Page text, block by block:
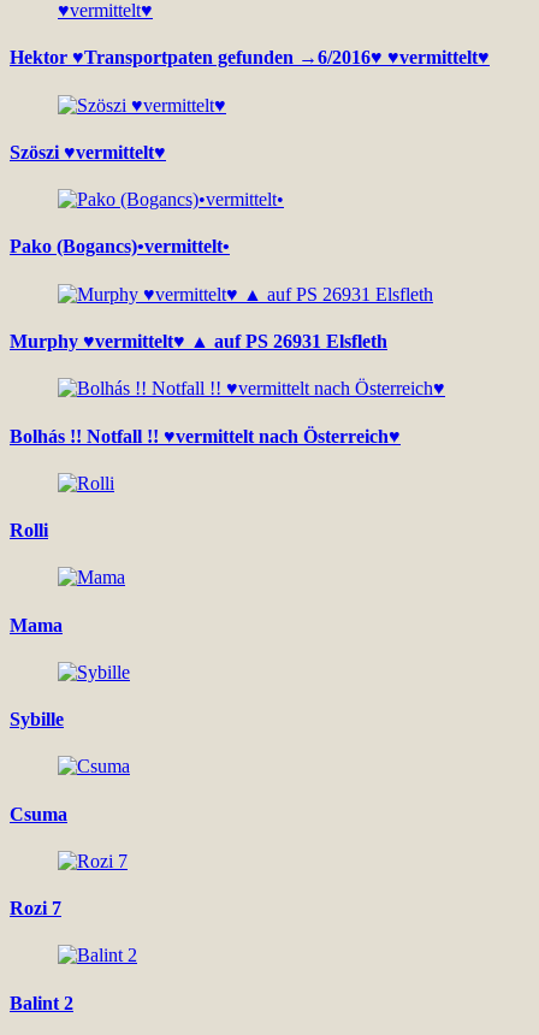
Hektor ♥Transportpaten gefunden →6/2016♥ ♥vermittelt♥
Szöszi ♥vermittelt♥
Pako (Bogancs)•vermittelt•
Murphy ♥vermittelt♥ ▲ auf PS 26931 Elsfleth
Bolhás !! Notfall !! ♥vermittelt nach Österreich♥
Rolli
Mama
Sybille
Csuma
Rozi 7
Balint 2